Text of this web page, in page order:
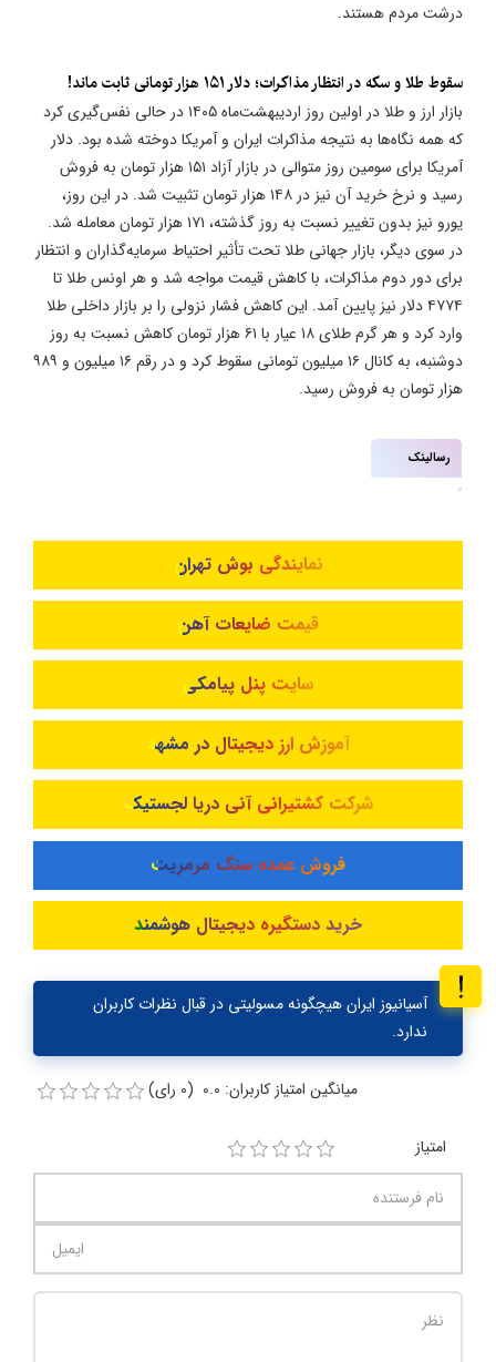
درشت مردم هستند.
سقوط طلا و سکه در انتظار مذاکرات؛ دلار ۱۵۱ هزار تومانی ثابت ماند!
بازار ارز و طلا در اولین روز اردیبهشت‌ماه ۱۴۰۵ در حالی نفس‌گیری کرد
که همه نگاه‌ها به نتیجه مذاکرات ایران و آمریکا دوخته شده بود. دلار
آمریکا برای سومین روز متوالی در بازار آزاد ۱۵۱ هزار تومان به فروش
رسید و نرخ خرید آن نیز در ۱۴۸ هزار تومان تثبیت شد. در این روز،
یورو نیز بدون تغییر نسبت به روز گذشته، ۱۷۱ هزار تومان معامله شد.
در سوی دیگر، بازار جهانی طلا تحت تأثیر احتیاط سرمایه‌گذاران و انتظار
برای دور دوم مذاکرات، با کاهش قیمت مواجه شد و هر اونس طلا تا
۴۷۷۴ دلار نیز پایین آمد. این کاهش فشار نزولی را بر بازار داخلی طلا
وارد کرد و هر گرم طلای ۱۸ عیار با ۶۱ هزار تومان کاهش نسبت به روز
دوشنبه، به کانال ۱۶ میلیون تومانی سقوط کرد و در رقم ۱۶ میلیون و ۹۸۹
هزار تومان به فروش رسید.
رسالینک
نمایندگی بوش تهران
قیمت ضایعات آهن
سایت پنل پیامکی
آموزش ارز دیجیتال در مشهد
شرکت کشتیرانی آنی دریا لجستیک
فروش عمده سنگ مرمریت
خرید دستگیره دیجیتال هوشمند
آسیانیوز ایران هیچگونه مسولیتی در قبال نظرات کاربران
ندارد.
میانگین امتیاز کاربران: 0.0 (0 رای)
امتیاز